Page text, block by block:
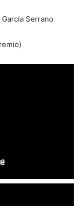
Serrano